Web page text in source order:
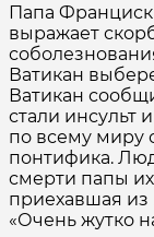
Папа Франциск
выражает
Ватикан
Ватикан
стали инсульт
по всему миру
понтифика.
смерти папы
приехавшая из
«Очень жутко